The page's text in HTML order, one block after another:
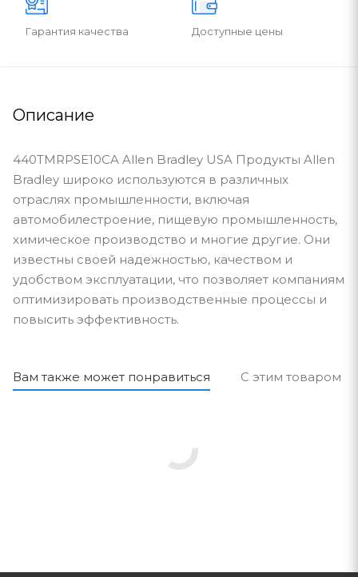
Гарантия качества Доступные цены
Описание
440TMRPSE10CA Allen Bradley USA Продукты Allen
Bradley широко используются в различных
отраслях промышленности, включая
автомобилестроение, пищевую промышленность,
химическое производство и многие другие. Они
известны своей надежностью, качеством и
удобством эксплуатации, что позволяет компаниям
оптимизировать производственные процессы и
повысить эффективность.
Вам также может понравиться С этим товаром